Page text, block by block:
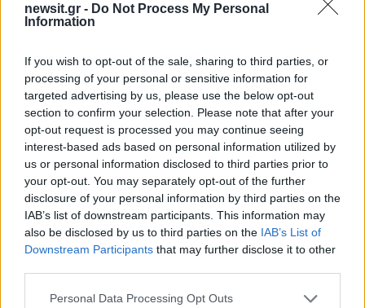
newsit.gr - Do Not Process My Personal
Information
If you wish to opt-out of the sale, sharing to third parties, or
processing of your personal or sensitive information for
targeted advertising by us, please use the below opt-out
section to confirm your selection. Please note that after your
opt-out request is processed you may continue seeing
interest-based ads based on personal information utilized by
us or personal information disclosed to third parties prior to
your opt-out. You may separately opt-out of the further
disclosure of your personal information by third parties on the
IAB’s list of downstream participants. This information may
also be disclosed by us to third parties on the IAB’s List of
Downstream Participants that may further disclose it to other
Please note that this website/app uses one or more Google
Personal Data Processing Opt Outs